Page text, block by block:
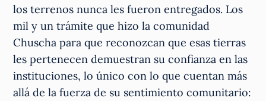
los terrenos nunca les fueron entregados. Los
mil y un trámite que hizo la comunidad
Chuscha para que reconozcan que esas tierras
les pertenecen demuestran su confianza en las
instituciones, lo único con lo que cuentan más
allá de la fuerza de su sentimiento comunitario: